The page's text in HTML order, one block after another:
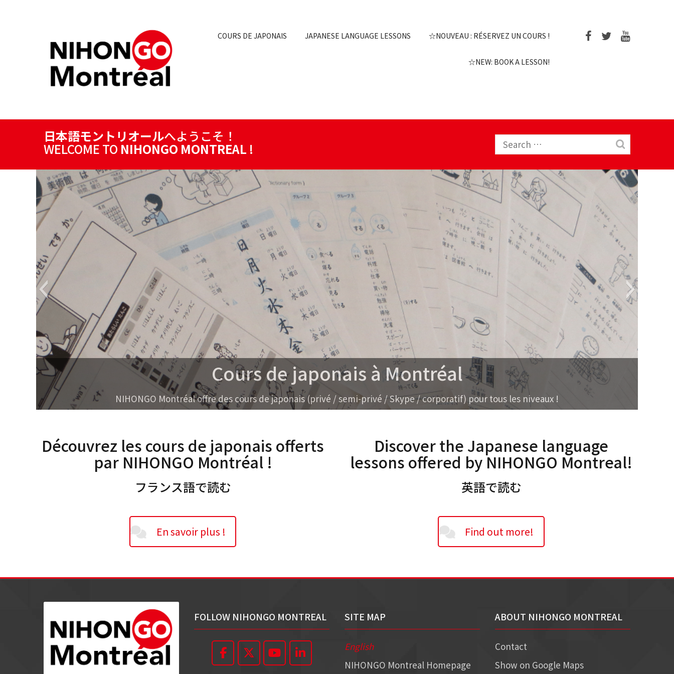
COURS DE JAPONAIS JAPANESE LANGUAGE LESSONS ☆NOUVEAU : RÉSERVEZ UN COURS !
☆NEW: BOOK A LESSON!
日本語モントリオールへようこそ！
WELCOME TO NIHONGO MONTREAL !
Cours de japonais à Montréal
NIHONGO Montréal offre des cours de japonais (privé / semi-privé / Skype / corporatif) pour tous les niveaux !
Découvrez les cours de japonais offerts
par NIHONGO Montréal !
フランス語で読む
En savoir plus !
Discover the Japanese language
lessons offered by NIHONGO Montreal!
英語で読む
Find out more!
FOLLOW NIHONGO MONTREAL SITE MAP
English
NIHONGO Montreal Homepage
ABOUT NIHONGO MONTREAL
Contact
Show on Google Maps